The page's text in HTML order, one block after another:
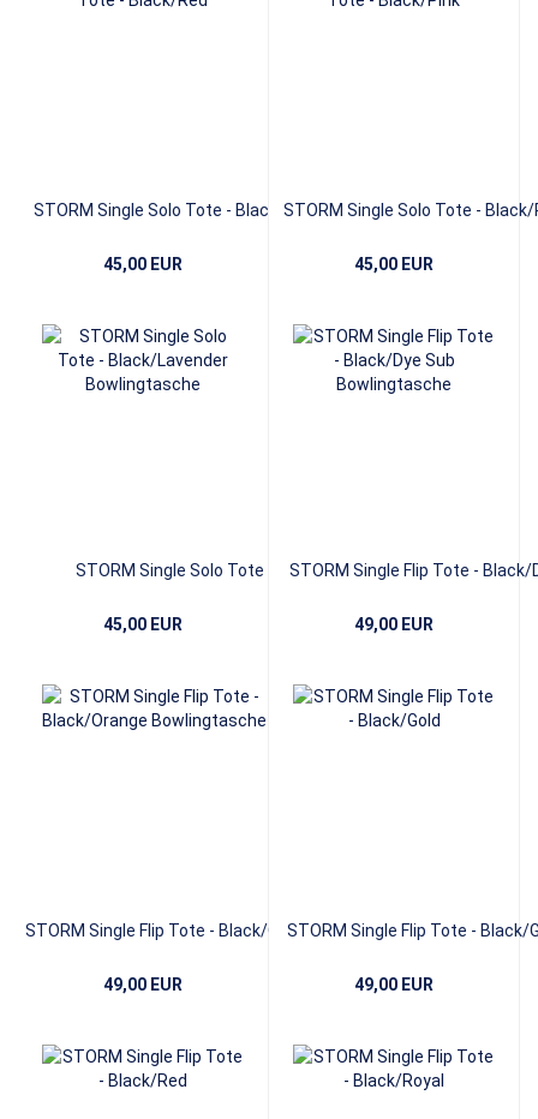
STORM Single Solo Tote - Black/Red
45,00 EUR
STORM Single Solo Tote - Black/
45,00 EUR
STORM Single Solo Tote -
45,00 EUR
STORM Single Flip Tote - Black/
49,00 EUR
STORM Single Flip Tote - Black/Orange
49,00 EUR
STORM Single Flip Tote - Black/
49,00 EUR